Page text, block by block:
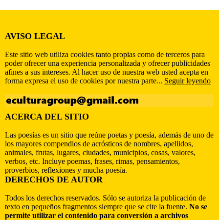
AVISO LEGAL
Este sitio web utiliza cookies tanto propias como de terceros para
poder ofrecer una experiencia personalizada y ofrecer publicidades
afines a sus intereses. Al hacer uso de nuestra web usted acepta en
forma expresa el uso de cookies por nuestra parte... Seguir leyendo
ACERCA DEL SITIO
Las poesías es un sitio que reúne poetas y poesía, además de uno de
los mayores compendios de acrósticos de nombres, apellidos,
animales, frutas, lugares, ciudades, municipios, cosas, valores,
verbos, etc. Incluye poemas, frases, rimas, pensamientos,
proverbios, reflexiones y mucha poesía.
DERECHOS DE AUTOR
Todos los derechos reservados. Sólo se autoriza la publicación de
texto en pequeños fragmentos siempre que se cite la fuente. No se
permite utilizar el contenido para conversión a archivos